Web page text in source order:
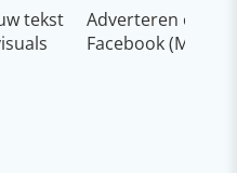
tekst
Adverteren op
Facebook (Meta)